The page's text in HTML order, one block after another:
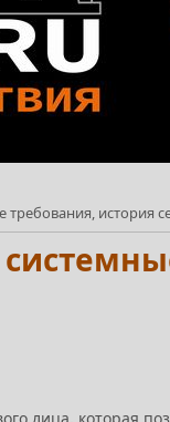
требования, история
лица, которая